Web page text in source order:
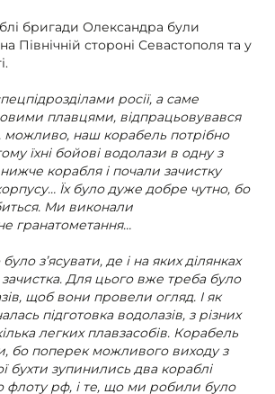
бригади Олександра були
Північній стороні Севастополя та у
росії, а саме
плавцями, відпрацьовувався
можливо, наш корабель потрібно
їхні бойові водолази в одну з
корабля і почали зачистку
Їх було дуже добре чутно, бо
Ми виконали
гранатометання…
з’ясувати, де і на яких ділянках
Для цього вже треба було
щоб вони провели огляд. І як
підготовка водолазів, з різних
легких плавзасобів. Корабель
бо поперек можливого виходу з
бухти зупинились два кораблі
флоту рф, і те, що ми робили було